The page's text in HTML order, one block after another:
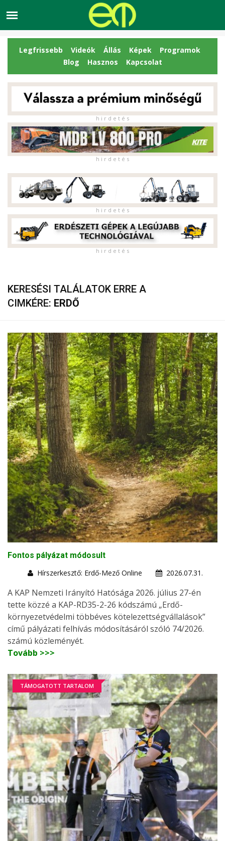
Legfrissebb Videók Állás Képek
Programok
Blog
Hasznos Kapcsolat
h i r d e t é s
h i r d e t é s
h i r d e t é s
h i r d e t é s
KERESÉSI TALÁLATOK ERRE A
CIMKÉRE: ERDŐ
Fontos pályázat módosult
Hírszerkesztő: Erdő-Mező Online
2026.07.31.
A KAP Nemzeti Irányító Hatósága 2026. július 27-én
tette közzé a KAP-RD35-2-26 kódszámú „Erdő-
környezetvédelmi többéves kötelezettségvállalások”
című pályázati felhívás módosításáról szóló 74/2026.
számú közleményét.
Tovább >>>
TÁMOGATOTT TARTALOM